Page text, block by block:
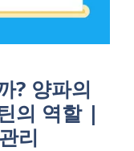
? 양파의
의 역할 |
리